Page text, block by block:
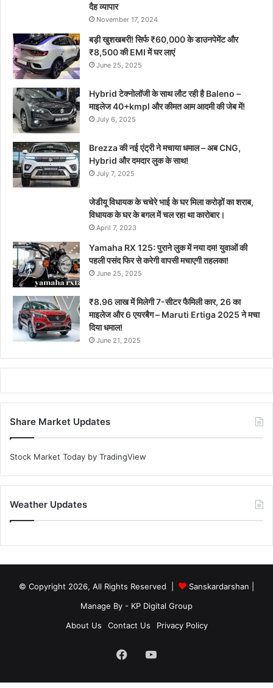
दैह व्यापार
November 17, 2024
बड़ी खुशखबरी! सिर्फ ₹60,000 के डाउनपेमेंट और
₹8,500 की EMI में घर लाएं
June 25, 2025
Hybrid टेक्नोलॉजी के साथ लौट रही है Baleno –
माइलेज 40+kmpl और कीमत आम आदमी की जेब में!
July 6, 2025
Brezza की नई एंट्री ने मचाया धमाल – अब CNG,
Hybrid और दमदार लुक के साथ!
July 7, 2025
जेडीयू विधायक के चचेरे भाई के घर मिला करोड़ों का शराब,
विधायक के घर के बगल में चल रहा था कारोबार।
April 7, 2023
Yamaha RX 125: पुराने लुक में नया दम! युवाओं की
पहली पसंद फिर से करेगी वापसी मचाएगी तहलका!
June 25, 2025
₹8.96 लाख में मिलेगी 7-सीटर फैमिली कार, 26 का
माइलेज और 6 एयरबैग – Maruti Ertiga 2025 ने मचा
दिया धमाल!
June 21, 2025
Share Market Updates
Stock Market Today by TradingView
Weather Updates
© Copyright 2026, All Rights Reserved | Sanskardarshan
Manage By - KP Digital Group
About Us
Contact Us Privacy Policy
FacebookYouTube